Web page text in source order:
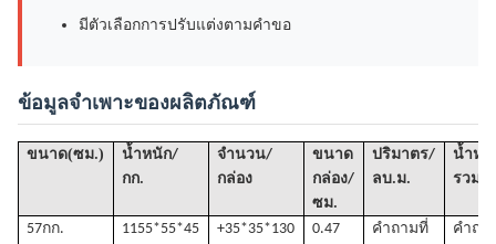
มีตัวเลือกการปรับแต่งตามคำขอ
ข้อมูลจำเพาะของผลิตภัณฑ์
ขนาด(ซม.)
น้ำหนัก/
กก.
จำนวน/
กล่อง
ขนาด
กล่อง/
ซม.
ปริมาตร/
ลบ.ม.
น้ำหนั
รวม(ก
57กก. 1155*55*45 +35*35*130
0.47
คำถามที่
คำถา